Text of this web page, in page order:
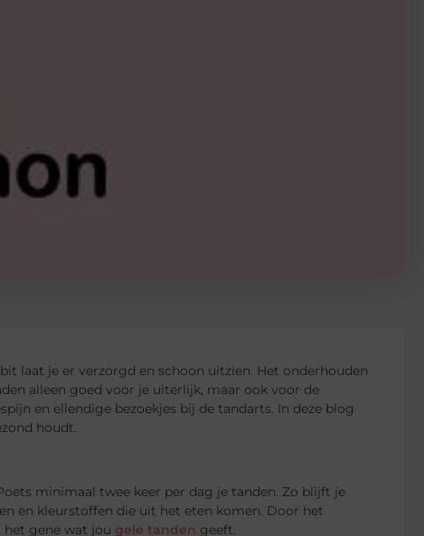
laat je er verzorgd en schoon uitzien. Het onderhouden
alleen goed voor je uiterlijk, maar ook voor de
en ellendige bezoekjes bij de tandarts. In deze blog
houdt.
minimaal twee keer per dag je tanden. Zo blijft je
en kleurstoffen die uit het eten komen. Door het
het gene wat jou gele tanden geeft.